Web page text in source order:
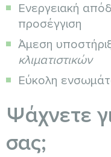
Ενεργειακή
προσέγγιση
Άμεση
κλιματιστικών
Εύκολη
Ψάχνετε
σας;